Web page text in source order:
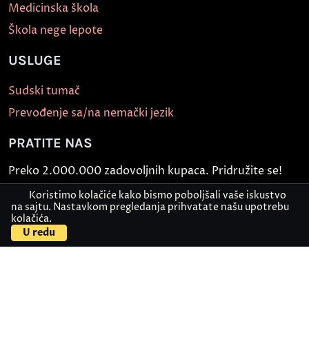
Medicinska škola
Škola nege lepote
USLUGE
Sudski tumač
Prevođenje sa/na nemački jezik
PRATITE NAS
Preko 2.000.000 zadovoljnih kupaca. Pridružite se!
Kontaktirajte nas
Koristimo kolačiće kako bismo poboljšali vaše iskustvo
na sajtu. Nastavkom pregledanja prihvatate našu upotrebu
kolačića.
U redu